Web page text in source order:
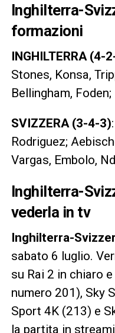
Inghilterra-
formazioni
INGHILTERRA (4-
Stones, Konsa,
Bellingham, Foden;
SVIZZERA (3-4-3)
Rodriguez;
Vargas, Embolo,
Inghilterra-
vederla in tv
Inghilterra-
sabato 6 luglio.
su Rai 2 in chiaro
numero 201), Sky
Sport 4K (213) e
la partita in